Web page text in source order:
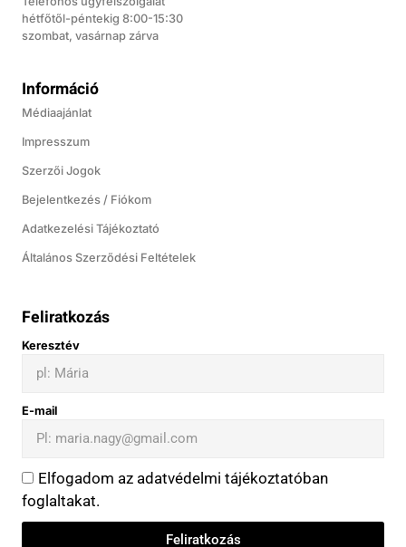
hétfőtől-péntekig 8:00-15:30
szombat, vasárnap zárva
Információ
Médiaajánlat
Impresszum
Szerzői Jogok
Bejelentkezés / Fiókom
Adatkezelési Tájékoztató
Általános Szerződési Feltételek
Feliratkozás
Keresztév
E-mail
Elfogadom az adatvédelmi tájékoztatóban
foglaltakat.
Feliratkozás